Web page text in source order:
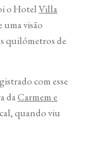
o HotelVilla
visão
quilómetros de
com esse
daCarmem e
quando viu